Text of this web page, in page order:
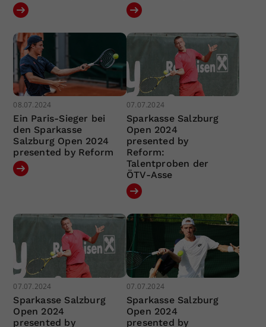
08.07.2024
Ein Paris-Sieger bei
den Sparkasse
Salzburg Open 2024
presented by Reform
07.07.2024
Sparkasse Salzburg
Open 2024
presented by
Reform:
Talentproben der
ÖTV-Asse
07.07.2024
Sparkasse Salzburg
Open 2024
presented by
07.07.2024
Sparkasse Salzburg
Open 2024
presented by